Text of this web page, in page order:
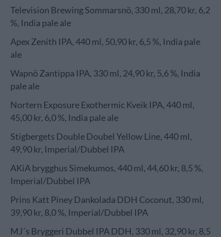
Television Brewing Sommarsnö, 330 ml, 28,70 kr, 6,2
%, India pale ale
Apex Zenith IPA, 440 ml, 50,90 kr, 6,5 %, India pale
ale
Wapnö Zantippa IPA, 330 ml, 24,90 kr, 5,6 %, India
pale ale
Nortern Exposure Exothermic Kveik IPA, 440 ml,
45,00 kr, 6,0 %, India pale ale
Stigbergets Double Doubel Yellow Line, 440 ml,
49,90 kr, Imperial/Dubbel IPA
AKiA brygghus Simekumos, 440 ml, 44,60 kr, 8,5 %,
Imperial/Dubbel IPA
Prins Katt Piney Dankolada DDH Coconut, 330 ml,
39,90 kr, 8,0 %, Imperial/Dubbel IPA
MJ´s Bryggeri Dubbel IPA DDH, 330 ml, 32,90 kr, 8,5